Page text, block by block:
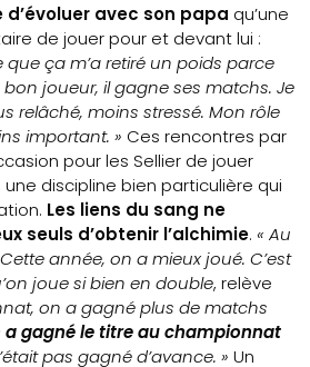
avec son papa qu’une
de jouer pour et devant lui :
que ça m’a retiré un poids parce
joueur, il gagne ses matchs. Je
relâché, moins stressé. Mon rôle
important. » Ces rencontres par
pour les Sellier de jouer
discipline bien particulière qui
Les liens du sang ne
seuls d’obtenir l’alchimie.« Au
année, on a mieux joué. C’est
joue si bien en double, relève
on a gagné plus de matchs
a gagné le titre au championnat
pas gagné d’avance. » Un